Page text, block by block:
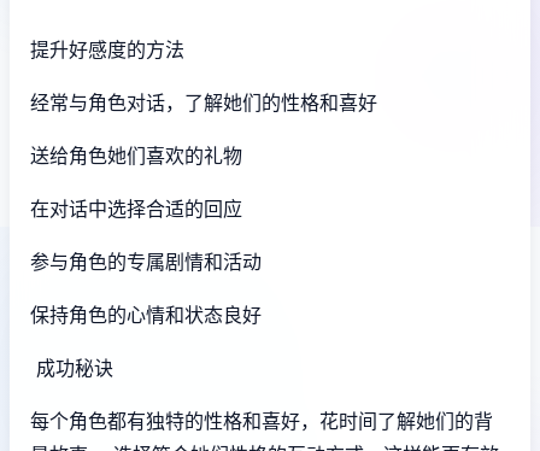
提升好感度的方法
经常与角色对话，了解她们的性格和喜好
送给角色她们喜欢的礼物
在对话中选择合适的回应
参与角色的专属剧情和活动
保持角色的心情和状态良好
成功秘诀
每个角色都有独特的性格和喜好，花时间了解她们的背